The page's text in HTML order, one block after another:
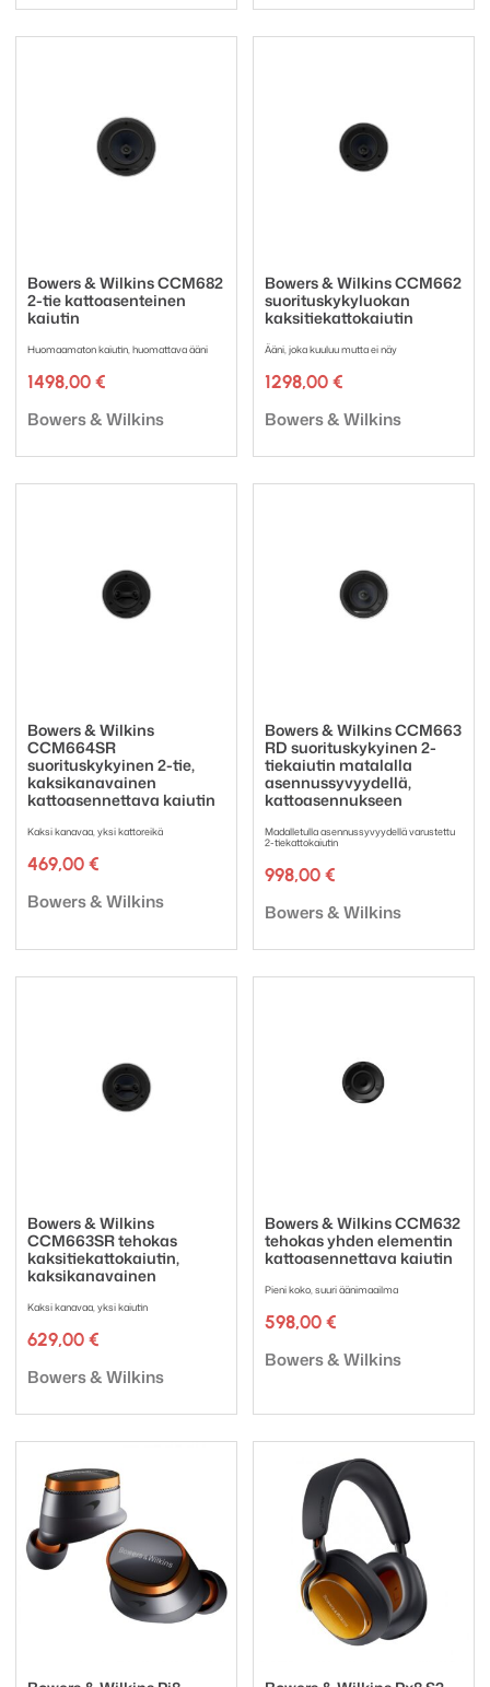
Bowers & Wilkins CCM682
2-tie kattoasenteinen
kaiutin
Huomaamaton kaiutin, huomattava ääni
1498,00 €
Tuotemerkki:
Bowers & Wilkins
Bowers & Wilkins CCM662
suorituskykyluokan
kaksitiekattokaiutin
Ääni, joka kuuluu mutta ei näy
1298,00 €
Tuotemerkki:
Bowers & Wilkins
Bowers & Wilkins
CCM664SR
suorituskykyinen 2-tie,
kaksikanavainen
kattoasennettava kaiutin
Kaksi kanavaa, yksi kattoreikä
469,00 €
Tuotemerkki:
Bowers & Wilkins
Bowers & Wilkins CCM663
RD suorituskykyinen 2-
tiekaiutin matalalla
asennussyvyydellä,
kattoasennukseen
Madalletulla asennussyvyydellä varustettu
2-tiekattokaiutin
998,00 €
Tuotemerkki:
Bowers & Wilkins
Bowers & Wilkins
CCM663SR tehokas
kaksitiekattokaiutin,
kaksikanavainen
Kaksi kanavaa, yksi kaiutin
629,00 €
Tuotemerkki:
Bowers & Wilkins
Bowers & Wilkins CCM632
tehokas yhden elementin
kattoasennettava kaiutin
Pieni koko, suuri äänimaailma
598,00 €
Tuotemerkki:
Bowers & Wilkins